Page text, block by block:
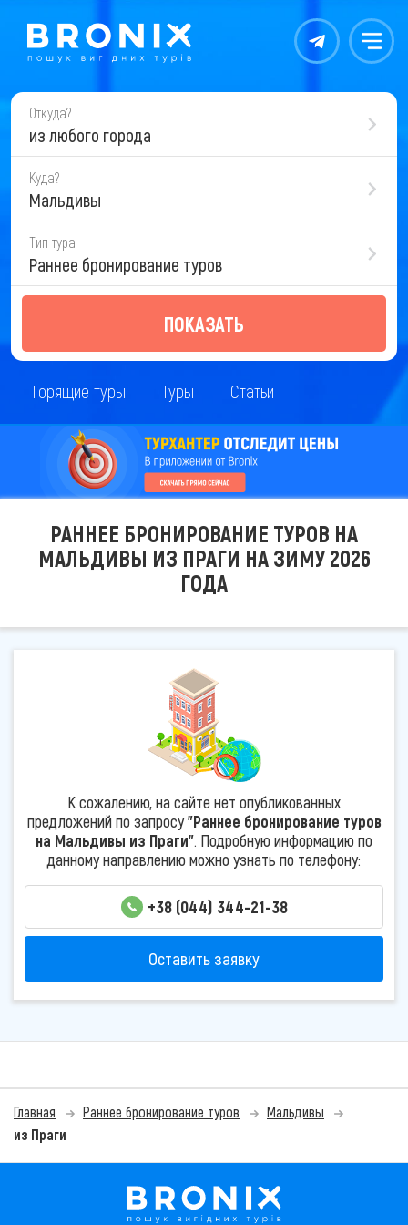
Контакты Меню
Откуда?
из любого города
Куда?
Мальдивы
Тип тура
Раннее бронирование туров
ПОКАЗАТЬ
Горящие туры Туры Статьи
РАННЕЕ БРОНИРОВАНИЕ ТУРОВ НА
МАЛЬДИВЫ ИЗ ПРАГИ НА ЗИМУ 2026
ГОДА
К сожалению, на сайте нет опубликованных
предложений по запросу"Раннее бронирование туров
на Мальдивы из Праги". Подробную информацию по
данному направлению можно узнать по телефону:
+38 (044) 344-21-38
Оставить заявку
Главная Раннее бронирование туров
Мальдивы
из Праги